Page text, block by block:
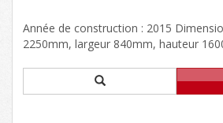
Année de construction : 2015
2250mm, largeur 840mm, hauteur